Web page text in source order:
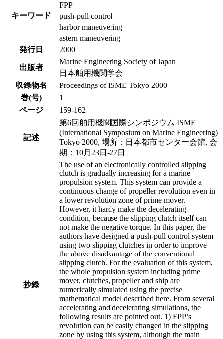
キーワード
FPP
push-pull control
harbor maneuvering
astern maneuvering
発行日
2000
出版者
Marine Engineering Society of Japan
日本舶用機関学会
収録物名
Proceedings of ISME Tokyo 2000
巻(号)
1
ページ
159-162
記述
第6回舶用機関国際シンポジウム ISME
(International Symposium on Marine Engineering)
Tokyo 2000, 場所：日本都市センター会館, 会
期：10月23日-27日
抄録
The use of an electronically controlled slipping
clutch is gradually increasing for a marine
propulsion system. This system can provide a
continuous change of propeller revolution even in
a lower revolution zone of prime mover.
However, it hardy make the decelerating
condition, because the slipping clutch itself can
not make the negative torque. In this paper, the
authors have designed a push-pull control system
using two slipping clutches in order to improve
the above disadvantage of the conventional
slipping clutch. For the evaluation of this system,
the whole propulsion system including prime
mover, clutches, propeller and ship are
numerically simulated using the precise
mathematical model described here. From several
accelerating and decelerating simulations, the
following results are pointed out. 1) FPP’s
revolution can be easily changed in the slipping
zone by using this system, although the main